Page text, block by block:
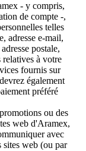
- y compris,
de compte -,
telles
adresse e-mail,
postale,
relatives à votre
fournis sur
également
préféré
ou des
web d'Aramex,
avec
sites web (ou par